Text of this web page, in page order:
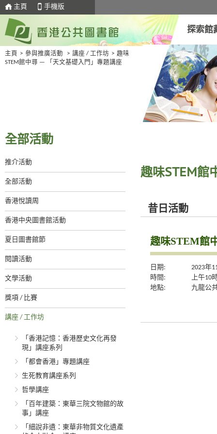
主頁 手機版
探索館
主頁 > 參與推廣活動 > 講座 / 工作坊 > 趣味
STEM館中尋 — 「天文基礎入門」專題講座
全部活動
推介活動
全部活動
香港悅讀周
香港中央圖書館活動
夏日圖書館節
閱讀活動
文學活動
獎項 / 比賽
講座 / 工作坊
「香港記憶：香港歷史文化再發
現」講座系列
「都會香港」專題講座
生死教育講座系列
哲學講座
「百年建築：東華三院文物館的故
事」講座
「細說非遺：東華非物質文化遺產
趣味STEM館
昔日活動
趣味STEM館
日期:
2023年
時間:
上午10
地點:
九龍公